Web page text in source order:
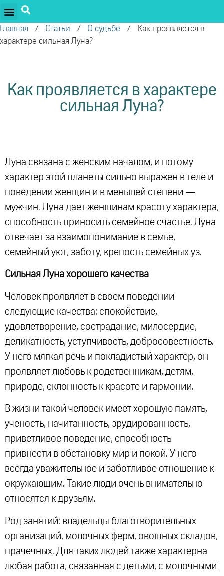
Главная / Статьи / О судьбе /
​Как проявляется в
характере сильная Луна?
​Как проявляется в характере
сильная Луна?
Луна связана с женским началом, и потому
характер этой планеты сильно выражен в теле и
поведении женщин и в меньшей степени —
мужчин. Луна дает женщинам красоту характера,
способность приносить семейное счастье. Луна
отвечает за взаимопонимание в семье,
семейный уют, заботу, крепость семейных уз.
Сильная Луна хорошего качества
Человек проявляет в своем поведении
следующие качества: спокойствие,
удовлетворение, сострадание, милосердие,
деликатность, уступчивость, добросовестность.
У него мягкая речь и покладистый характер, он
проявляет любовь к родственникам, детям,
природе, склонность к красоте и гармонии.
В жизни такой человек имеет хорошую память,
ученость, начитанность, эрудированность,
приветливое поведение, способность
привнести в обстановку мир и покой. У него
всегда уважительное и заботливое отношение к
окружающим. Такие люди очень внимательно
относятся к друзьям.
Род занятий: владельцы благотворительных
организаций, молочных ферм, овощных складов,
прачечных. Для таких людей также характерна
любая работа, связанная с детьми, с молочными